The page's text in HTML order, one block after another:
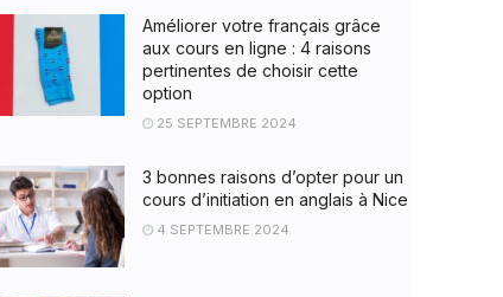
Améliorer votre français grâce
aux cours en ligne : 4 raisons
pertinentes de choisir cette
option
25 SEPTEMBRE 2024
3 bonnes raisons d’opter pour un
cours d’initiation en anglais à Nice
4 SEPTEMBRE 2024